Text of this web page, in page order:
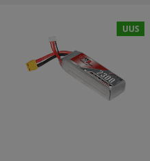
UUS